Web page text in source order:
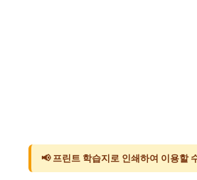
📢 프린트 학습지로 인쇄하여 이용할